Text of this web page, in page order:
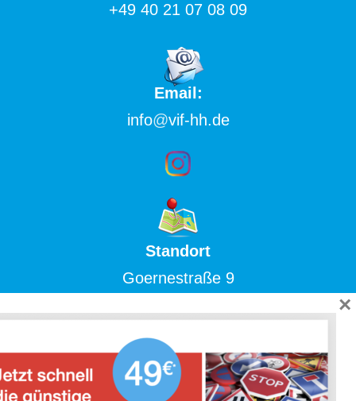
+49 40 21 07 08 09
Email:
info@vif-hh.de
Standort
Goernestraße 9
IMPRESSUM
×